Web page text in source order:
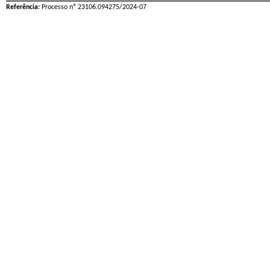
Referência: Processo nº 23106.094275/2024-07